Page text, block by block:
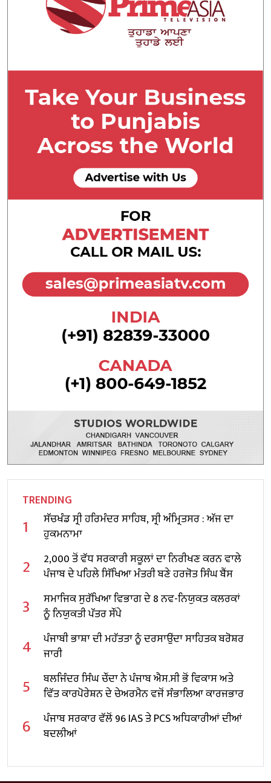
TRENDING
1
ਸੱਚਖੰਡ ਸ੍ਰੀ ਹਰਿਮੰਦਰ ਸਾਹਿਬ, ਸ੍ਰੀ ਅੰਮ੍ਰਿਤਸਰ : ਅੱਜ ਦਾ
ਹੁਕਮਨਾਮਾ
2
2,000 ਤੋਂ ਵੱਧ ਸਰਕਾਰੀ ਸਕੂਲਾਂ ਦਾ ਨਿਰੀਖਣ ਕਰਨ ਵਾਲੇ
ਪੰਜਾਬ ਦੇ ਪਹਿਲੇ ਸਿੱਖਿਆ ਮੰਤਰੀ ਬਣੇ ਹਰਜੋਤ ਸਿੰਘ ਬੈਂਸ
3
ਸਮਾਜਿਕ ਸੁਰੱਖਿਆ ਵਿਭਾਗ ਦੇ 8 ਨਵ-ਨਿਯੁਕਤ ਕਲਰਕਾਂ
ਨੂੰ ਨਿਯੁਕਤੀ ਪੱਤਰ ਸੌਂਪੇ
4
ਪੰਜਾਬੀ ਭਾਸ਼ਾ ਦੀ ਮਹੱਤਤਾ ਨੂੰ ਦਰਸਾਉਂਦਾ ਸਾਹਿਤਕ ਬਰੋਸ਼ਰ
ਜਾਰੀ
5
ਬਲਜਿੰਦਰ ਸਿੰਘ ਚੌਂਦਾ ਨੇ ਪੰਜਾਬ ਐਸ.ਸੀ ਭੋਂ ਵਿਕਾਸ ਅਤੇ
ਵਿੱਤ ਕਾਰਪੋਰੇਸ਼ਨ ਦੇ ਚੇਅਰਮੈਨ ਵਜੋਂ ਸੰਭਾਲਿਆ ਕਾਰਜਭਾਰ
6
ਪੰਜਾਬ ਸਰਕਾਰ ਵੱਲੋਂ 96 IAS ਤੇ PCS ਅਧਿਕਾਰੀਆਂ ਦੀਆਂ
ਬਦਲੀਆਂ